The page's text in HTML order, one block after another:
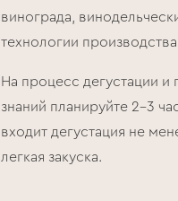
винограда,
технологии
На процесс дегустации
знаний планируйте 2–3
входит дегустация не
легкая закуска.